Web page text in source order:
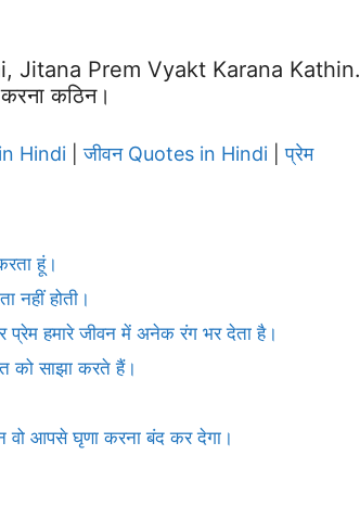
Jitana Prem Vyakt Karana Kathin.
करना कठिन।
Hindi |जीवन Quotes in Hindi |प्रेम
हूं।
नहीं होती।
प्रेम हमारे जीवन में अनेक रंग भर देता है।
को साझा करते हैं।
वो आपसे घृणा करना बंद कर देगा।